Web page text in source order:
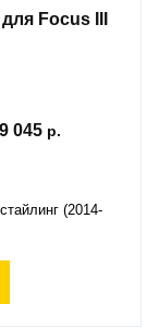
Focus III
9 045
(2014-